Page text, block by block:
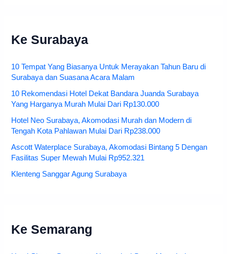
Ke Surabaya
10 Tempat Yang Biasanya Untuk Merayakan Tahun Baru di
Surabaya dan Suasana Acara Malam
10 Rekomendasi Hotel Dekat Bandara Juanda Surabaya
Yang Harganya Murah Mulai Dari Rp130.000
Hotel Neo Surabaya, Akomodasi Murah dan Modern di
Tengah Kota Pahlawan Mulai Dari Rp238.000
Ascott Waterplace Surabaya, Akomodasi Bintang 5 Dengan
Fasilitas Super Mewah Mulai Rp952.321
Klenteng Sanggar Agung Surabaya
Ke Semarang